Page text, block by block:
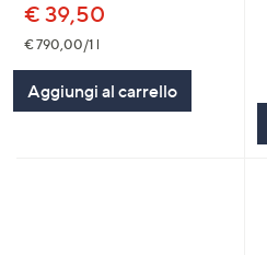
€ 39,50
€ 790,00/1 l
Aggiungi al carrello